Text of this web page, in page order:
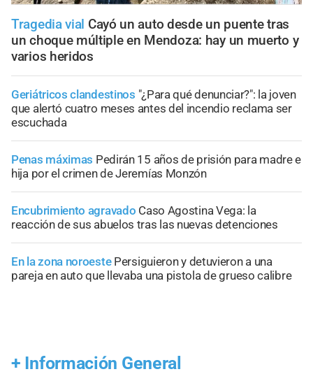
Tragedia vial Cayó un auto desde un puente tras
un choque múltiple en Mendoza: hay un muerto y
varios heridos
Geriátricos clandestinos "¿Para qué denunciar?": la joven
que alertó cuatro meses antes del incendio reclama ser
escuchada
Penas máximas Pedirán 15 años de prisión para madre e
hija por el crimen de Jeremías Monzón
Encubrimiento agravado Caso Agostina Vega: la
reacción de sus abuelos tras las nuevas detenciones
En la zona noroeste Persiguieron y detuvieron a una
pareja en auto que llevaba una pistola de grueso calibre
+ Información General